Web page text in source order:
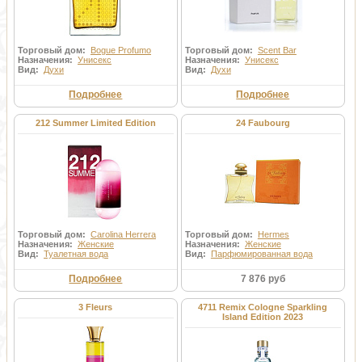
Торговый дом: Bogue Profumo
Назначения: Унисекс
Вид: Духи
Подробнее
Торговый дом: Scent Bar
Назначения: Унисекс
Вид: Духи
Подробнее
212 Summer Limited Edition
Торговый дом: Carolina Herrera
Назначения: Женские
Вид: Туалетная вода
Подробнее
24 Faubourg
Торговый дом: Hermes
Назначения: Женские
Вид: Парфюмированная вода
7 876 руб
3 Fleurs
4711 Remix Cologne Sparkling
Island Edition 2023